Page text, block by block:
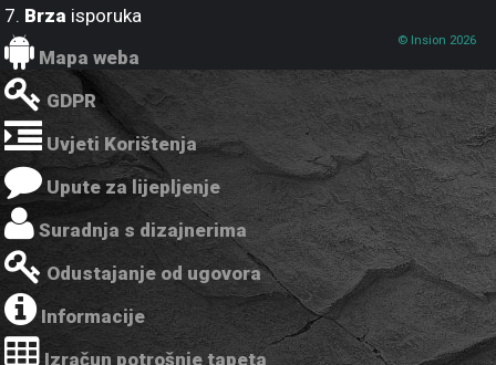
7. Brza isporuka
Mapa weba
GDPR
Uvjeti Korištenja
Upute za lijepljenje
Suradnja s dizajnerima
Odustajanje od ugovora
Informacije
Izračun potrošnje tapeta
© Insion 2026